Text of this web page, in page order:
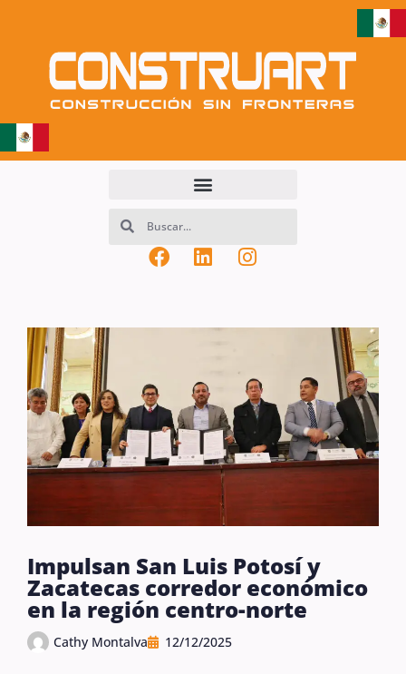
Impulsan San Luis Potosí y
Zacatecas corredor económico
en la región centro-norte
Cathy Montalva 12/12/2025